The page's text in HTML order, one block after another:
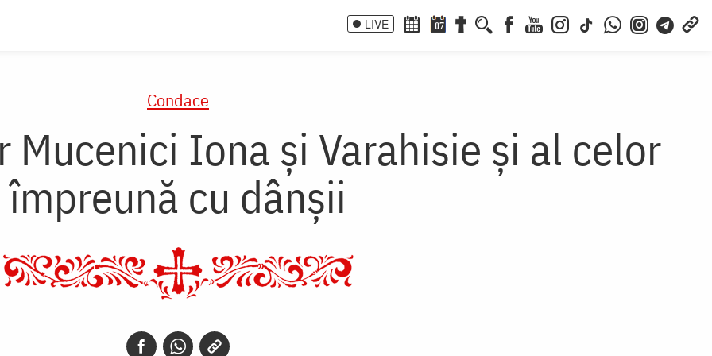
LIVE 07
Condace
Mucenici Iona şi Varahisie şi al celor
împreună cu dânşii